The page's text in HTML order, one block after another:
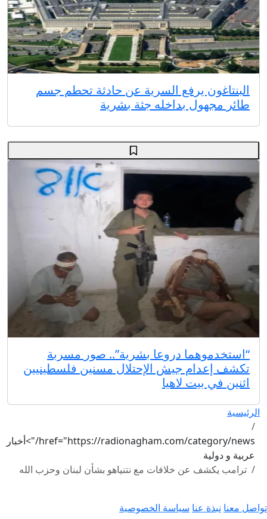
البنتاغون يرفع السرية عن حادثة تحطم جسم
طائر مجهول بداخله جثة بشرية
“استخدموهما دروعا بشرية”.. صور مسربة
تكشف إعدام جيش الإحتلال مسنين فلسطينيين
اثنين في بيت لاهيا
الرئيسية
href="https://radionagham.com/category/news/">أخبار
عربية و دولية
ترامب يكشف عن خلافات مع نتنياهو بشأن لبنان وحزب الله
تواصل معنا نبذة عنا سياسة الخصوصية